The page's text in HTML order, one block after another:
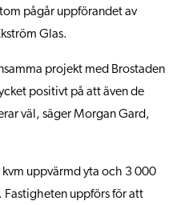
pågår uppförandet av
Glas.
projekt med Brostaden
positivt på att även de
väl, säger Morgan Gard,
uppvärmd yta och 3 000
Fastigheten uppförs för att